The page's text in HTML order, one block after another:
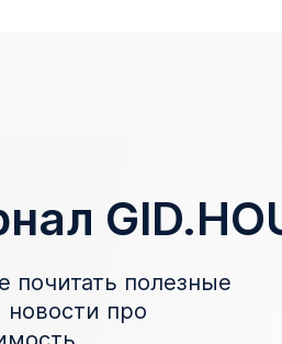
почитать полезные
новости про